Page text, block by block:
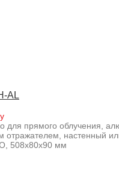
AL
для прямого облучения,
отражателем, настенный
508x80x90 мм